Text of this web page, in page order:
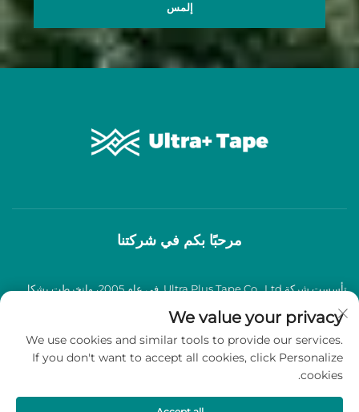
إلمس
مرحبًا بكم في شركتنا
تأسست شركة Ultra Plus Tape Co., Ltd. في عام 2005، وانخرطت بشكل
عميق في صناعة شرائط اللصق BOPP لأكثر من عقدين من الزمان، وتخصصت
في إنتاج وبيع شرائط لاصقة BOPP عالية الجودة.
محفوظة -
سياسة الخصوصية
We value your privacy
We use cookies and similar tools to provide our services.
If you don't want to accept all cookies, click Personalize
cookies.